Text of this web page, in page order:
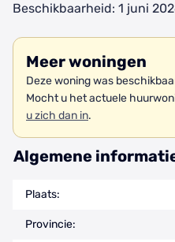
Beschikbaarheid: 1 juni
Meer woningen
Deze woning was
Mocht u het actuele
u zich dan in.
Algemene
Plaats:
Provincie: